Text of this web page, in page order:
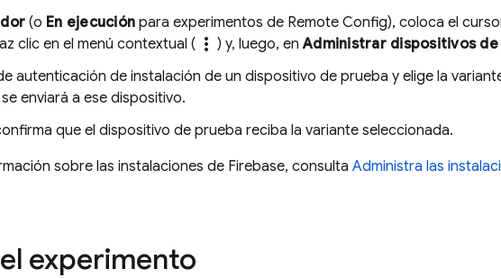
(o En ejecución para experimentos de Remote Config), coloca el
clic en el menú contextual ( more_vert ) y, luego, enAdministrar dispositivos
autenticación de instalación de un dispositivo de prueba y elige la
enviará a ese dispositivo.
que el dispositivo de prueba reciba la variante seleccionada.
sobre las instalaciones de Firebase, consulta Administra las
experimento